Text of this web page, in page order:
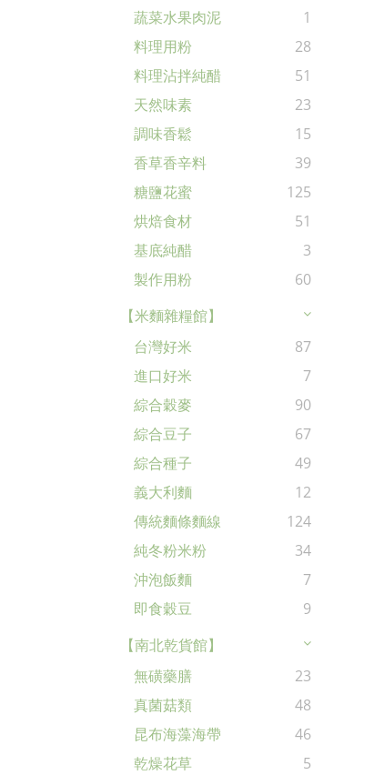
蔬菜水果肉泥
1
料理用粉
28
料理沾拌純醋
51
天然味素
23
調味香鬆
15
香草香辛料
39
糖鹽花蜜
125
烘焙食材
51
基底純醋
3
製作用粉
60
【米麵雜糧館】
台灣好米
87
進口好米
7
綜合穀麥
90
綜合豆子
67
綜合種子
49
義大利麵
12
傳統麵條麵線
124
純冬粉米粉
34
沖泡飯麵
7
即食穀豆
9
【南北乾貨館】
無磺藥膳
23
真菌菇類
48
昆布海藻海帶
46
乾燥花草
5